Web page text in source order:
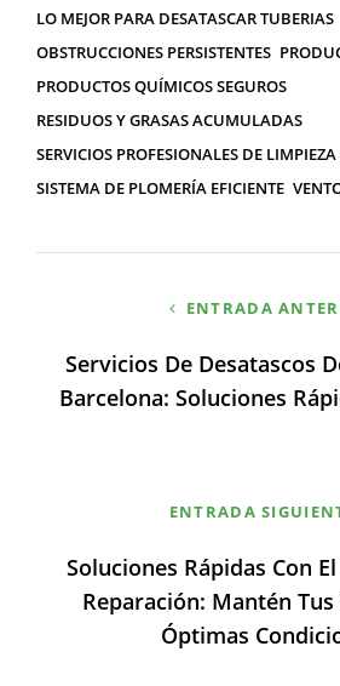
LO MEJOR PARA DESATASCAR TUBERIAS
OBSTRUCCIONES PERSISTENTES
PRODUCTOS QUÍMICOS SEGUROS
RESIDUOS Y GRASAS ACUMULADAS
SERVICIOS PROFESIONALES DE
SISTEMA DE PLOMERÍA EFICIENTE
entradas
ENTRADA
Servicios De Desatascos
Barcelona: Soluciones
ENTRADA
Soluciones Rápidas Con
Reparación: Mantén Tus
Óptimas